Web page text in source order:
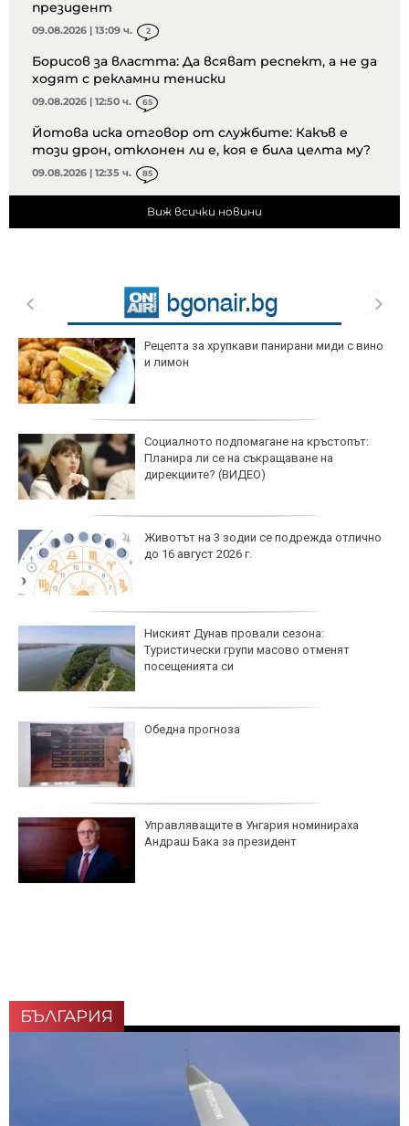
президент
09.08.2026 | 13:09 ч. 2
Борисов за властта: Да всяват респект, а не да
ходят с рекламни тениски
09.08.2026 | 12:50 ч. 65
Йотова иска отговор от службите: Какъв е
този дрон, отклонен ли е, коя е била целта му?
09.08.2026 | 12:35 ч. 85
Виж всички новини
Рецепта за хрупкави панирани миди с вино
и лимон
Социалното подпомагане на кръстопът:
Планира ли се на съкращаване на
дирекциите? (ВИДЕО)
Животът на 3 зодии се подрежда отлично
до 16 август 2026 г.
Ниският Дунав провали сезона:
Туристически групи масово отменят
посещенията си
Обедна прогноза
Управляващите в Унгария номинираха
Андраш Бака за президент
БЪЛГАРИЯ